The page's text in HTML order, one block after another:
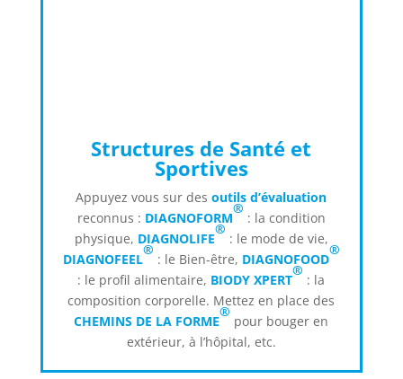
Structures de Santé et
Sportives
Appuyez vous sur desoutils d’évaluation
reconnus : DIAGNOFORM
®
: la condition
physique, DIAGNOLIFE
®
: le mode de vie,
DIAGNOFEEL
®
: le Bien-être, DIAGNOFOOD
®
: le profil alimentaire, BIODY XPERT
®
: la
composition corporelle. Mettez en place des
CHEMINS DE LA FORME
®
pour bouger en
extérieur, à l’hôpital, etc.